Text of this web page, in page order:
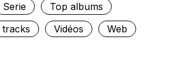
Serie
Top albums
tracks Vidéos Web